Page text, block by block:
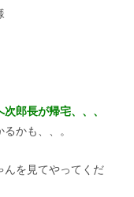
郎長が帰宅、、、
かも、、。
んを見てやってくだ